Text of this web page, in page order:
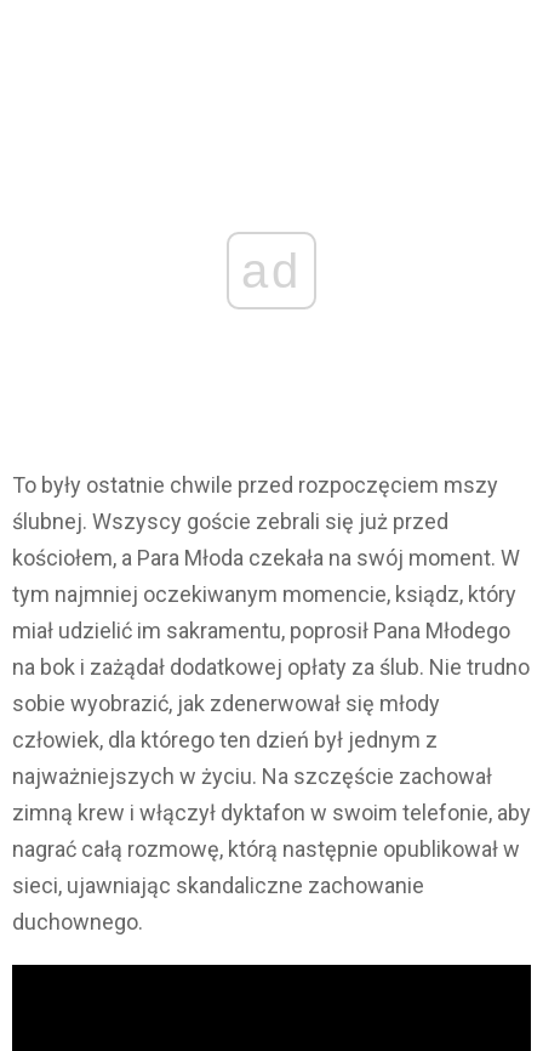
ad
To były ostatnie chwile przed rozpoczęciem mszy
ślubnej. Wszyscy goście zebrali się już przed
kościołem, a Para Młoda czekała na swój moment. W
tym najmniej oczekiwanym momencie, ksiądz, który
miał udzielić im sakramentu, poprosił Pana Młodego
na bok i zażądał dodatkowej opłaty za ślub. Nie trudno
sobie wyobrazić, jak zdenerwował się młody
człowiek, dla którego ten dzień był jednym z
najważniejszych w życiu. Na szczęście zachował
zimną krew i włączył dyktafon w swoim telefonie, aby
nagrać całą rozmowę, którą następnie opublikował w
sieci, ujawniając skandaliczne zachowanie
duchownego.